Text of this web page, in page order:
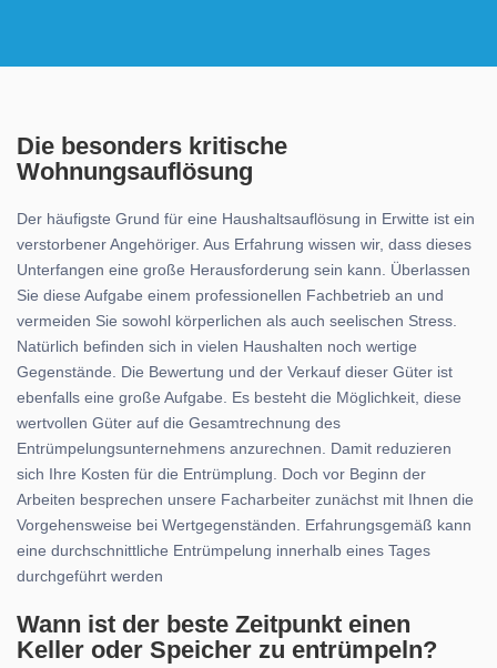
Die besonders kritische
Wohnungsauflösung
Der häufigste Grund für eine Haushaltsauflösung in Erwitte ist ein
verstorbener Angehöriger. Aus Erfahrung wissen wir, dass dieses
Unterfangen eine große Herausforderung sein kann. Überlassen
Sie diese Aufgabe einem professionellen Fachbetrieb an und
vermeiden Sie sowohl körperlichen als auch seelischen Stress.
Natürlich befinden sich in vielen Haushalten noch wertige
Gegenstände. Die Bewertung und der Verkauf dieser Güter ist
ebenfalls eine große Aufgabe. Es besteht die Möglichkeit, diese
wertvollen Güter auf die Gesamtrechnung des
Entrümpelungsunternehmens anzurechnen. Damit reduzieren
sich Ihre Kosten für die Entrümplung. Doch vor Beginn der
Arbeiten besprechen unsere Facharbeiter zunächst mit Ihnen die
Vorgehensweise bei Wertgegenständen. Erfahrungsgemäß kann
eine durchschnittliche Entrümpelung innerhalb eines Tages
durchgeführt werden
Wann ist der beste Zeitpunkt einen
Keller oder Speicher zu entrümpeln?